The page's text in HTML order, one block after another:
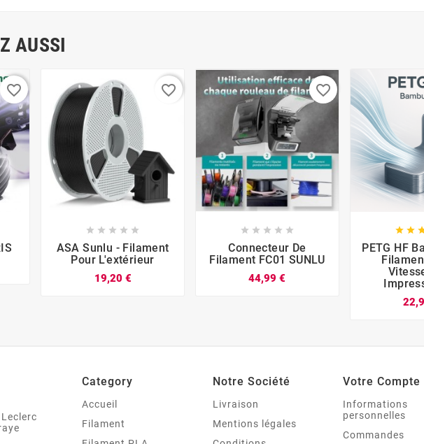
AUSSI
favorite_border
 
    
ASA Sunlu - Filament
Pour L'extérieur
19,20 €
favorite_border
 
    
Connecteur De
Filament FC01 SUNLU
44,99 €
favorite_border

 
PETG HF
Category
Accueil
Filament
Notre Société
Livraison
Mentions légales
Votre Compte
Informations
personnelles
Commandes